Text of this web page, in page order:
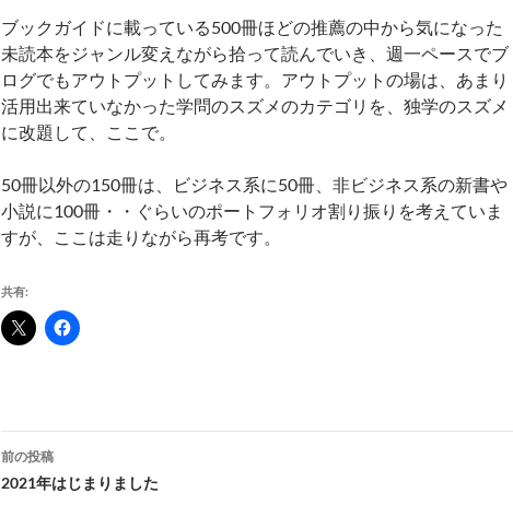
ブックガイドに載っている500冊ほどの推薦の中から気になった
未読本をジャンル変えながら拾って読んでいき、週一ペースでブ
ログでもアウトプットしてみます。アウトプットの場は、あまり
活用出来ていなかった学問のスズメのカテゴリを、独学のスズメ
に改題して、ここで。
50冊以外の150冊は、ビジネス系に50冊、非ビジネス系の新書や
小説に100冊・・ぐらいのポートフォリオ割り振りを考えていま
すが、ここは走りながら再考です。
共有:
投
稿
前の投稿
2021年はじまりました